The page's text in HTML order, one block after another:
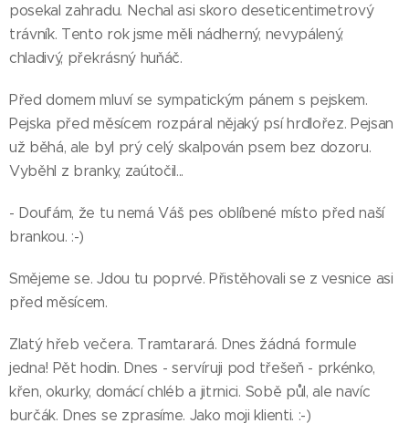
posekal zahradu. Nechal asi skoro deseticentimetrový
trávník. Tento rok jsme měli nádherný, nevypálený,
chladivý, překrásný huňáč.
Před domem mluví se sympatickým pánem s pejskem.
Pejska před měsícem rozpáral nějaký psí hrdlořez. Pejsan
už běhá, ale byl prý celý skalpován psem bez dozoru.
Vyběhl z branky, zaútočil...
- Doufám, že tu nemá Váš pes oblíbené místo před naší
brankou. :-)
Smějeme se. Jdou tu poprvé. Přistěhovali se z vesnice asi
před měsícem.
Zlatý hřeb večera. Tramtarará. Dnes žádná formule
jedna! Pět hodin. Dnes - servíruji pod třešeň - prkénko,
křen, okurky, domácí chléb a jitrnici. Sobě půl, ale navíc
burčák. Dnes se zprasíme. Jako moji klienti. :-)